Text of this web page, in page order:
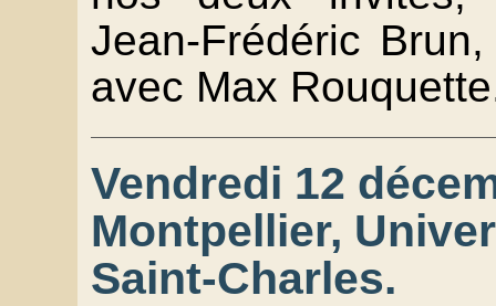
Jean-Frédéric
avec Max
Vendredi 12
Montpellier,
Saint-Charles.